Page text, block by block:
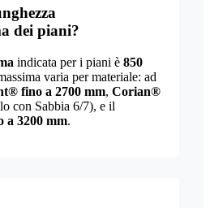
dei piani?
indicata per i piani è 850
varia per materiale: ad
fino a 2700 mm, Corian®
con Sabbia 6/7), e il
a 3200 mm.